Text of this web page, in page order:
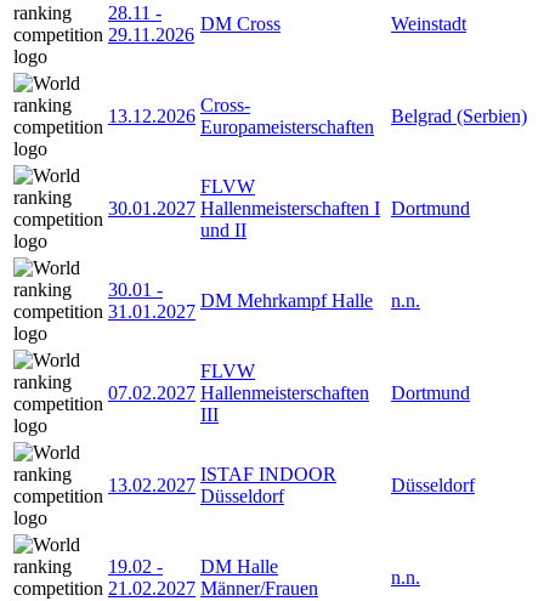
28.11 -
29.11.2026
DM Cross Weinstadt
13.12.2026
Cross-
Europameisterschaften
Belgrad (Serbien)
30.01.2027
FLVW
Hallenmeisterschaften I
und II
Dortmund
30.01 -
31.01.2027
DM Mehrkampf Halle n.n.
07.02.2027
FLVW
Hallenmeisterschaften
III
Dortmund
13.02.2027
ISTAF INDOOR
Düsseldorf
Düsseldorf
19.02 -
21.02.2027
DM Halle
Männer/Frauen
n.n.